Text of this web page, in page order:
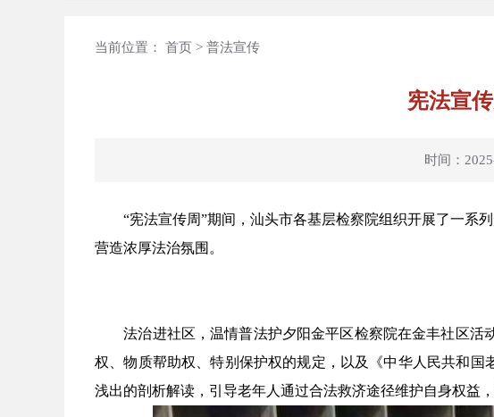
当前位置： 首页 > 普法宣传
宪法宣
时间：
“宪法宣传周”期间，汕头市各基层检察院组织开展了一系
营造浓厚法治氛围。
法治进社区，温情普法护夕阳金平区检察院在金丰社区活
权、物质帮助权、特别保护权的规定，以及《中华人民共和
浅出的剖析解读，引导老年人通过合法救济途径维护自身权益